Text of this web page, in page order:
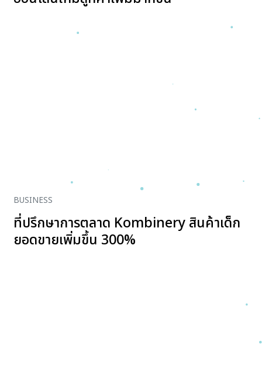
BUSINESS
ที่ปรึกษาการตลาด Kombinery สินค้าเด็ก
ยอดขายเพิ่มขึ้น 300%